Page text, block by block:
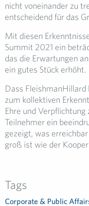
nicht voneinander zu
entscheidend für das
Mit diesen
Summit 2021 ein
das die Erwartungen
ein gutes Stück erhöht.
Dass
zum kollektiven
Ehre und
Teilnehmer ein
gezeigt, was
groß ist wie der
Tags
Corporate & Public